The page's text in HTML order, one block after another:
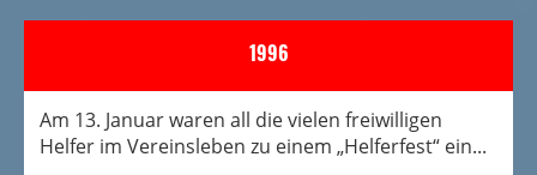
1996
Am 13. Januar waren all die vielen freiwilligen
Helfer im Vereinsleben zu einem „Helferfest“ ein...